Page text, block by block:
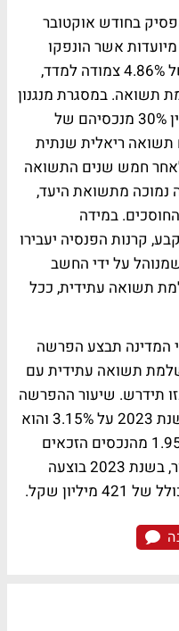
בחודש אוקטובר
מיועדות אשר הונפקו
לתקופה של 15 שנים בתשואה של 4.86% צמודה למדד,
תשואה. במסגרת מנגנון
זה, המדינה תספק רשת ביטחון בגין 30% מנכסיהם של
תשואה ריאלית שנתית
אם לאחר חמש שנים התשואה
נמוכה מתשואת היעד,
במידה
קרנות הפנסיה יעבירו
על ידי החשב
תשואה עתידית, ככל
המדינה תבצע הפרשה
תשואה עתידית עם
תידרש. שיעור ההפרשה
השנתי לו המדינה מחויבת עמד בשנת 2023 על 3.15% והוא
יורד באופן הדרגתי ומתייצב על 1.95% מהנכסים הזכאים
משנת 2029 ואילך. בהמשך לאמור, בשנת 2023 בוצעה
שקל.